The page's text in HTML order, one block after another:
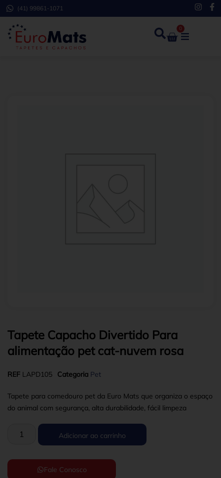
(41) 99861-1071
0
Tapete Capacho Divertido Para
alimentação pet cat-nuvem rosa
REF LAPD105 Categoria Pet
Tapete para comedouro pet da Euro Mats que organiza o espaço
do animal com segurança, alta durabilidade, fácil limpeza
Adicionar ao carrinho
Fale Conosco